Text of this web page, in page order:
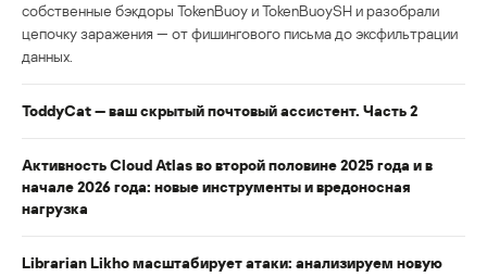
собственные бэкдоры TokenBuoy и TokenBuoySH и разобрали
цепочку заражения — от фишингового письма до эксфильтрации
данных.
ToddyCat — ваш скрытый почтовый ассистент. Часть 2
Активность Cloud Atlas во второй половине 2025 года и в
начале 2026 года: новые инструменты и вредоносная
нагрузка
Librarian Likho масштабирует атаки: анализируем новую